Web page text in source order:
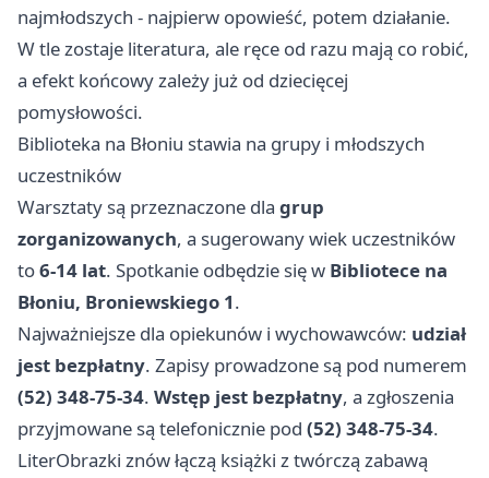
najmłodszych - najpierw opowieść, potem działanie.
W tle zostaje literatura, ale ręce od razu mają co robić,
a efekt końcowy zależy już od dziecięcej
pomysłowości.
Biblioteka na Błoniu stawia na grupy i młodszych
uczestników
Warsztaty są przeznaczone dla grup
zorganizowanych, a sugerowany wiek uczestników
to6-14 lat. Spotkanie odbędzie się w Bibliotece na
Błoniu, Broniewskiego 1.
Najważniejsze dla opiekunów i wychowawców: udział
jest bezpłatny. Zapisy prowadzone są pod numerem
(52) 348-75-34. Wstęp jest bezpłatny, a zgłoszenia
przyjmowane są telefonicznie pod (52) 348-75-34.
LiterObrazki znów łączą książki z twórczą zabawą